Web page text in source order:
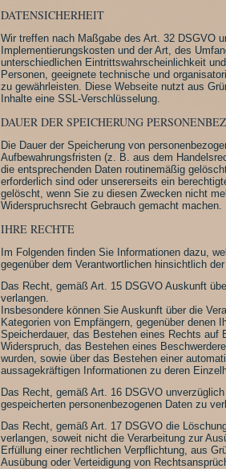
DATENSICHERHEIT
Wir treffen nach Maßgabe des Art. 32 DSGVO
Implementierungskosten und der Art, des
unterschiedlichen Eintrittswahrscheinlichkeit
Personen, geeignete technische und
zu gewährleisten. Diese Webseite nutzt aus
Inhalte eine SSL-Verschlüsselung.
DAUER DER SPEICHERUNG
Die Dauer der Speicherung von
Aufbewahrungsfristen (z. B. aus dem
die entsprechenden Daten routinemäßig
erforderlich sind oder unsererseits ein
gelöscht, wenn Sie zu diesen Zwecken nicht
Widerspruchsrecht Gebrauch gemacht machen.
IHRE RECHTE
Im Folgenden finden Sie Informationen dazu,
gegenüber dem Verantwortlichen hinsichtlich
Das Recht, gemäß Art. 15 DSGVO Auskunft
verlangen.
Insbesondere können Sie Auskunft über die
Kategorien von Empfängern, gegenüber denen
Speicherdauer, das Bestehen eines Rechts auf
Widerspruch, das Bestehen eines
wurden, sowie über das Bestehen einer
aussagekräftigen Informationen zu deren
Das Recht, gemäß Art. 16 DSGVO
gespeicherten personenbezogenen Daten zu
Das Recht, gemäß Art. 17 DSGVO die
verlangen, soweit nicht die Verarbeitung zur
Erfüllung einer rechtlichen Verpflichtung, aus
Ausübung oder Verteidigung von